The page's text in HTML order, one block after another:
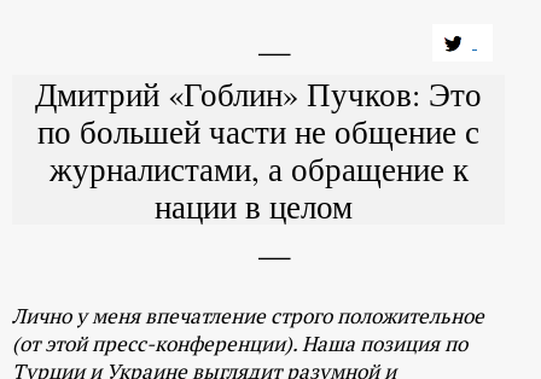
Дмитрий «Гоблин» Пучков: Это
по большей части не общение с
журналистами, а обращение к
нации в целом
Лично у меня впечатление строго положительное
(от этой пресс-конференции). Наша позиция по
Турции и Украине выглядит разумной и